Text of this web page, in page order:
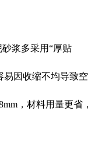
浆多采用“厚贴
易因收缩不均导致空
，材料用量更省，